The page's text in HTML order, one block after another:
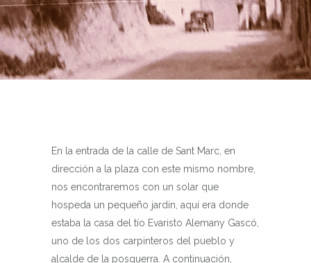
En la entrada de la calle de Sant Marc, en
dirección a la plaza con este mismo nombre,
nos encontraremos con un solar que
hospeda un pequeño jardín, aquí era donde
estaba la casa del tío Evaristo Alemany Gascó,
uno de los dos carpinteros del pueblo y
alcalde de la posguerra. A continuación,